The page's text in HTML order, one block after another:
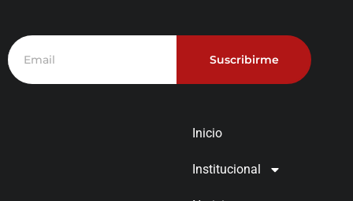
Suscribirme
Inicio
Institucional